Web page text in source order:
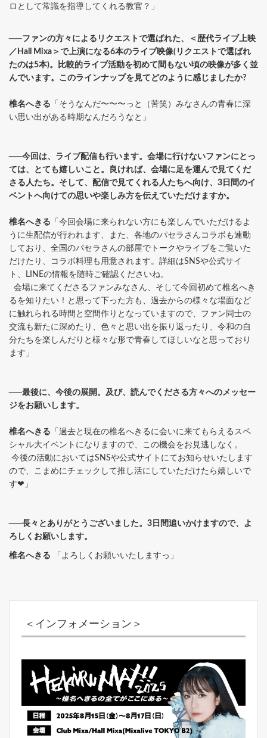
ロとして常識を指導してくれる教官？」
──ファンの方々によるリクエストで選ばれた、＜歴代ライブ上映
／Hall Mixa＞で上演になる6本のライブ映像(リクエストで選ばれ
たのは5本)。比較的ライブ活動を初めて間もない頃の映像が多く並
んでいます。このラインナップを見てどのように感じましたか?
椎名へきる 「そうなんだ〜〜〜っと（苦笑）みなさんの青春に深
い思い出がある時期なんだろうなと」
──今回は、ライブ配信も行います。会場に行けないファンにとっ
ては、とても嬉しいこと。良ければ、会場に足を運んで見てくだ
さる人たち。そして、配信で見てくれる人たちへ向け、3日間のイ
ベントへ向けての思いや楽しみ方を伝えていただけますか。
椎名へきる 「今回会場に来られない方にも楽しんでいただけるよ
うに生配信が行われます、また、各地のパセラさんコラボも連動
しており、全国のパセラさんの部屋でトークやライブをご覧いた
だけたり、コラボ料理も用意されます。詳細はSNSや公式サイ
ト、LINEの情報を随時ご確認くださいね。
会場に来てくださるファンみなさん、そして今回初めて椎名へき
るを知りたい！と思って下った方も、過去からの様々な場面など
に触れられる時間と空間作りとなっていますので、ファン同士の
交流も新たに深めたり、色々と思い出を振り返ったり、令和の自
分たちを楽しんだりと様々な形で青春してほしいなと思っており
ます」
──最後に、今後の展開。及び、読んでくださる方々へのメッセー
ジをお願いします。
椎名へきる 「過去と現在の椎名へきるに会いに来てもらえるスペ
シャル大イベントになりますので、この機会をお見逃しなく。
今後の活動においてはSNSや公式サイトにてお知らせいたします
ので、こまめにチェックして推し活にしていただけたら嬉しいで
す❤」
──長々とありがとうございました。3日間追いかけますので、よ
ろしくお願いします。
椎名へきる 「よろしくお願いいたしますっ」
＜インフォメーション＞